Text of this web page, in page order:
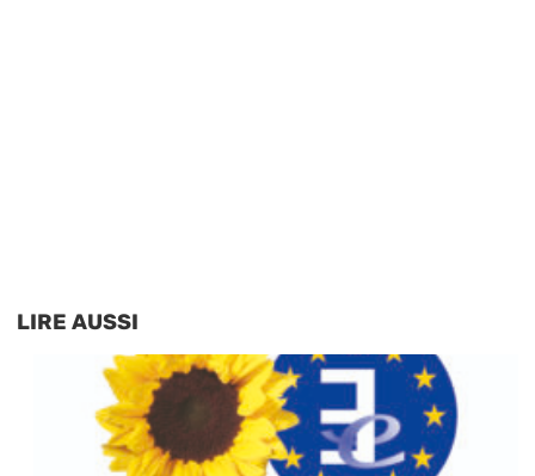
LIRE AUSSI